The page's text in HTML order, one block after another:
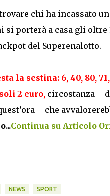
chi ha incassato
si porterà a casa gli
del Superenalotto.
la sestina: 6, 40, 80,
2 euro,circostanza –
– che
Continua su Articolo
NEWS SPORT